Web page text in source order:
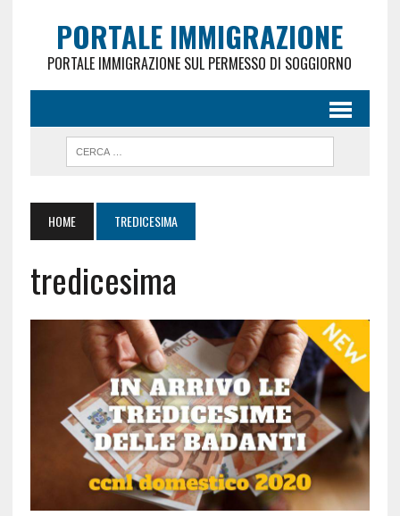
PORTALE IMMIGRAZIONE
PORTALE IMMIGRAZIONE SUL PERMESSO DI SOGGIORNO
HOME TREDICESIMA
tredicesima